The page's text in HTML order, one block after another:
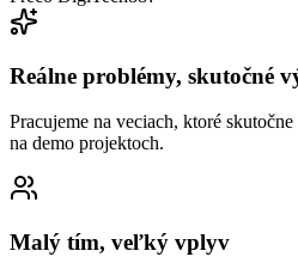
Reálne problémy, skutočné
Pracujeme na veciach, ktoré
na demo projektoch.
Malý tím, veľký vplyv